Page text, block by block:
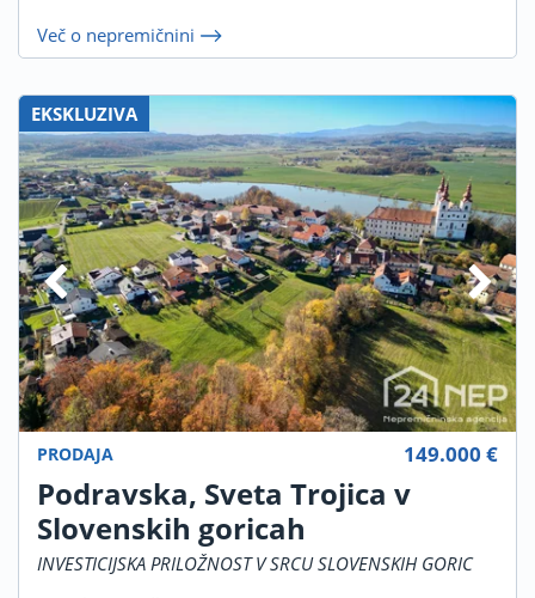
Več o nepremičnini
EKSKLUZIVA
PRODAJA
Podravska, Sveta Trojica v
Slovenskih goricah
INVESTICIJSKA PRILOŽNOST V SRCU SLOVENSKIH GORIC
149.000 €